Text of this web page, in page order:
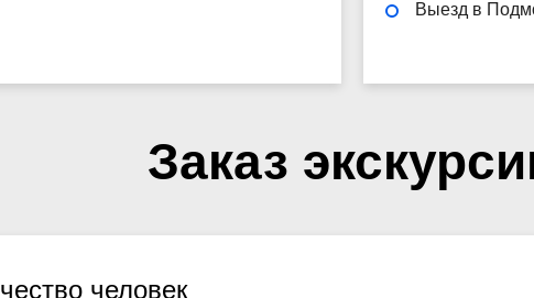
Выезд в
Заказ
человек